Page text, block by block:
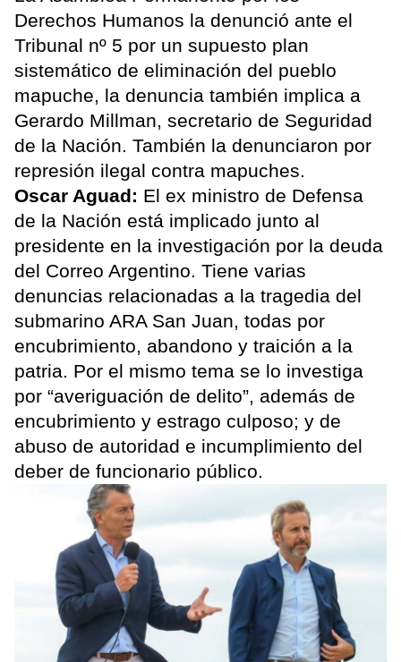
Derechos Humanos la denunció ante el
Tribunal nº 5 por un supuesto plan
sistemático de eliminación del pueblo
mapuche, la denuncia también implica a
Gerardo Millman, secretario de Seguridad
de la Nación. También la denunciaron por
represión ilegal contra mapuches.
Oscar Aguad: El ex ministro de Defensa
de la Nación está implicado junto al
presidente en la investigación por la deuda
del Correo Argentino. Tiene varias
denuncias relacionadas a la tragedia del
submarino ARA San Juan, todas por
encubrimiento, abandono y traición a la
patria. Por el mismo tema se lo investiga
por “averiguación de delito”, además de
encubrimiento y estrago culposo; y de
abuso de autoridad e incumplimiento del
deber de funcionario público.